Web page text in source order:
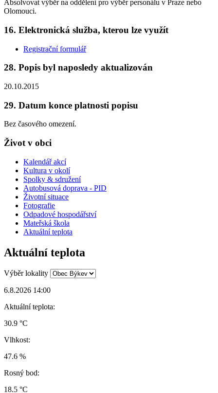
Absolvovat výběr na oddělení pro výběr personálu v Praze nebo
Olomouci.
16. Elektronická služba, kterou lze využít
Registrační formulář
28. Popis byl naposledy aktualizován
20.10.2015
29. Datum konce platnosti popisu
Bez časového omezení.
Život v obci
Kalendář akcí
Kultura v okolí
Spolky & sdružení
Autobusová doprava - PID
Životní situace
Fotografie
Odpadové hospodářství
Mateřská škola
Aktuální teplota
Aktuální teplota
Výběr lokality
6.8.2026 14:00
Aktuální teplota:
30.9 °C
Vlhkost:
47.6 %
Rosný bod:
18.5 °C